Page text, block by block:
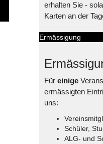
erhalten Sie -
Karten an der
Ermässigung
Für einige
ermässigten
uns:
Schüler,
ALG- und